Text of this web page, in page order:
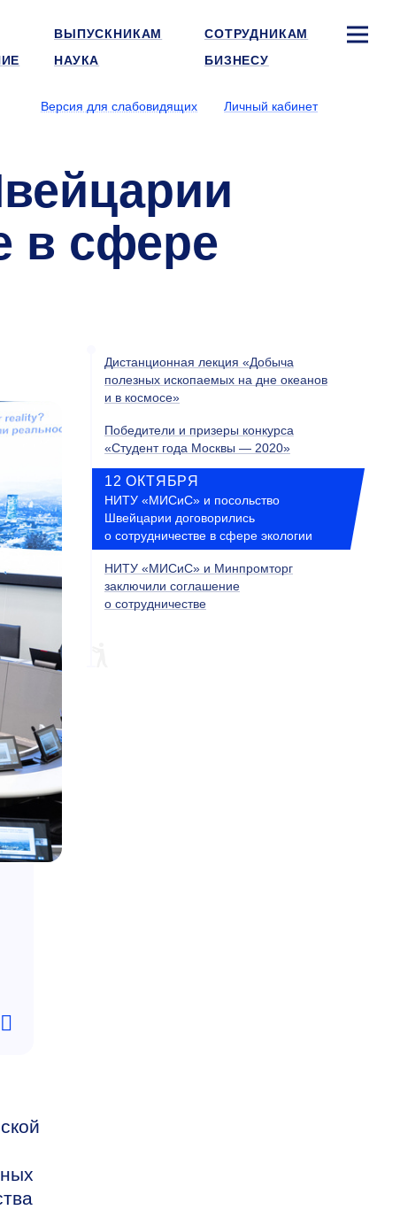
ВЫПУСКНИКАМ
СОТРУДНИКАМ
НАУКА БИЗНЕСУ
Версия для слабовидящих
Личный кабинет
в сфере
Дистанционная лекция «Добыча
полезных ископаемых на дне океанов
и в космосе»
Победители и призеры конкурса
«Студент года Москвы — 2020»
12 ОКТЯБРЯ
НИТУ «МИСиС» и посольство
Швейцарии договорились
о сотрудничестве в сфере экологии
НИТУ «МИСиС» и Минпромторг
заключили соглашение
о сотрудничестве